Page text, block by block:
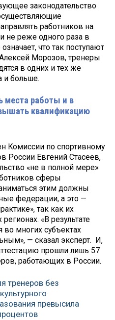
законодательство
работников на
не реже одного раза в
что так поступают
Морозов, тренеры
в одних и тех же
и больше.
места работы и в
квалификацию
Комиссии по спортивному
России Евгений Стасеев,
«не в полной мере»
сферы
этим должны
федерации, а это —
так как их
«В результате
во многих субъектах
— сказал эксперт. И,
прошли лишь 57
работающих в России.
тренеров без
превысила